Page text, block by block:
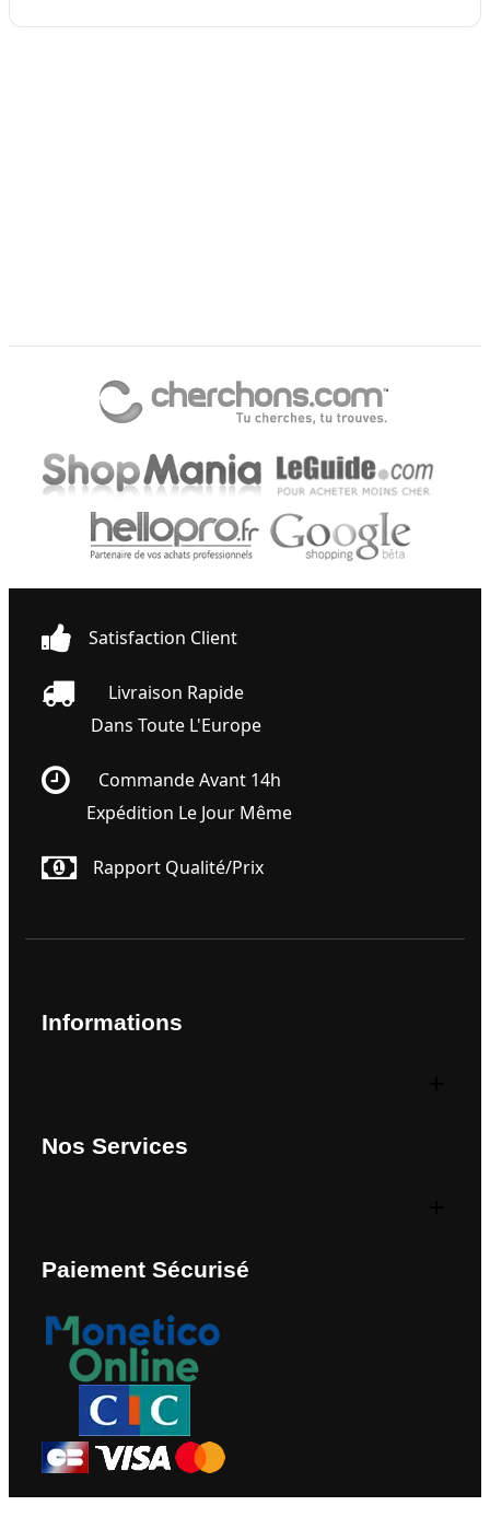
Satisfaction Client
Livraison Rapide
Dans Toute L'Europe
Commande Avant 14h
Expédition Le Jour Même
Rapport Qualité/prix
Informations
Nos Services
Paiement Sécurisé